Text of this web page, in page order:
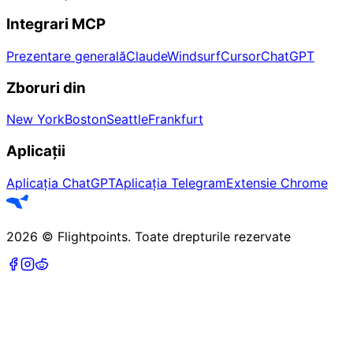
Integrari MCP
Prezentare generalăClaudeWindsurfCursorChatGPT
Zboruri din
New YorkBostonSeattleFrankfurt
Aplicații
Aplicația ChatGPTAplicația TelegramExtensie Chrome
2026 © Flightpoints. Toate drepturile rezervate